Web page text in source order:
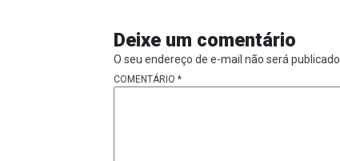
Deixe um comentário
O seu endereço de e-mail não será publicado.
COMENTÁRIO *